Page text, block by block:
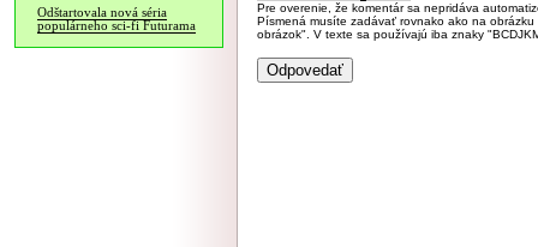
Odštartovala nová séria
populárneho sci-fi Futurama
Pre overenie, že komentár sa nepridáva
Písmená musíte zadávať rovnako ako na
obrázok". V texte sa používajú iba znaky